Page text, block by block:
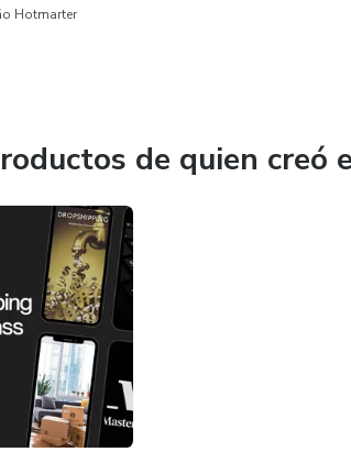
Hotmarter
de quien creó